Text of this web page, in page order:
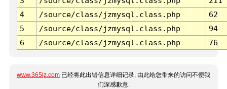
4
/source/class/jzmysql.class.php
62
5
/source/class/jzmysql.class.php
94
6
/source/class/jzmysql.class.php 76
www.365jz.com 已经将此出错信息详细记录, 由此给您带来的访问不便我
们深感歉意.